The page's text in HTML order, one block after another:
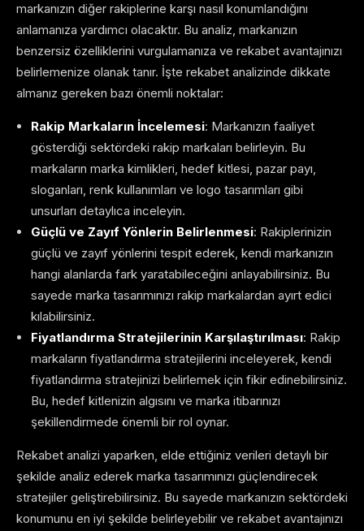
markanızın diğer rakiplerine karşı nasıl konumlandığını
anlamanıza yardımcı olacaktır. Bu analiz, markanızın
benzersiz özelliklerini vurgulamanıza ve rekabet avantajınızı
belirlemenize olanak tanır. İşte rekabet analizinde dikkate
almanız gereken bazı önemli noktalar:
Rakip Markaların İncelemesi: Markanızın faaliyet
gösterdiği sektördeki rakip markaları belirleyin. Bu
markaların marka kimlikleri, hedef kitlesi, pazar payı,
sloganları, renk kullanımları ve logo tasarımları gibi
unsurları detaylıca inceleyin.
Güçlü ve Zayıf Yönlerin Belirlenmesi: Rakiplerinizin
güçlü ve zayıf yönlerini tespit ederek, kendi markanızın
hangi alanlarda fark yaratabileceğini anlayabilirsiniz. Bu
sayede marka tasarımınızı rakip markalardan ayırt edici
kılabilirsiniz.
Fiyatlandırma Stratejilerinin Karşılaştırılması: Rakip
markaların fiyatlandırma stratejilerini inceleyerek, kendi
fiyatlandırma stratejinizi belirlemek için fikir edinebilirsiniz.
Bu, hedef kitlenizin algısını ve marka itibarınızı
şekillendirmede önemli bir rol oynar.
Rekabet analizi yaparken, elde ettiğiniz verileri detaylı bir
şekilde analiz ederek marka tasarımınızı güçlendirecek
stratejiler geliştirebilirsiniz. Bu sayede markanızın sektördeki
konumunu en iyi şekilde belirleyebilir ve rekabet avantajınızı